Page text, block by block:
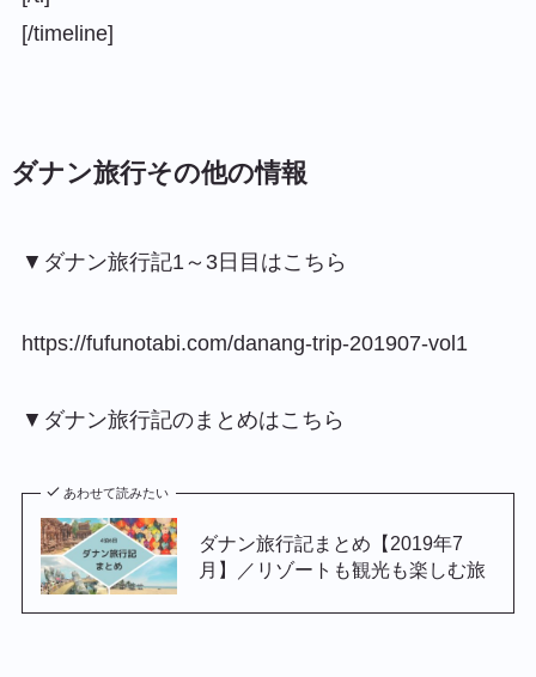
[/timeline]
ダナン旅行その他の情報
▼ダナン旅行記1～3日目はこちら
https://fufunotabi.com/danang-trip-201907-vol1
▼ダナン旅行記のまとめはこちら
あわせて読みたい
ダナン旅行記まとめ【2019年7
月】／リゾートも観光も楽しむ旅